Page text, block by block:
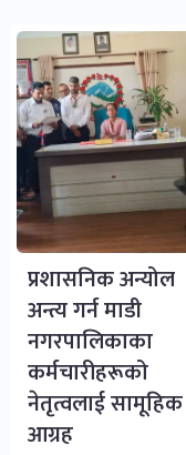
प्रशासनिक अन्योल
अन्त्य गर्न माडी
नगरपालिकाका
कर्मचारीहरूको
नेतृत्वलाई सामूहिक
आग्रह